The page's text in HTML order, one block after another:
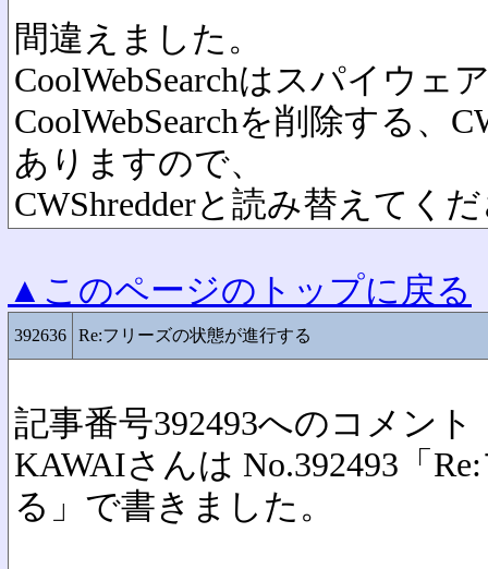
間違えました。
CoolWebSearchはスパイウェ
CoolWebSearchを削除する、
ありますので、
CWShredderと読み替えてく
▲このページのトップに戻る
392636 Re:フリーズの状態が進行する
記事番号392493へのコメント
KAWAIさんは No.392493「
る」で書きました。